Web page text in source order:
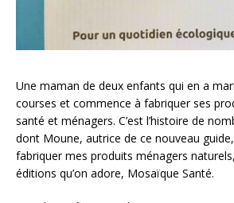
Une maman de deux enfants qui en a
courses et commence à fabriquer ses
santé et ménagers. C’est l’histoire de
dont Moune, autrice de ce nouveau
fabriquer mes produits ménagers
éditions qu’on adore, Mosaïque Santé.